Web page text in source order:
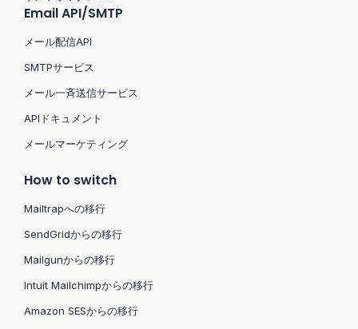
Email API/SMTP
メール配信API
SMTPサービス
メール一斉送信サービス
APIドキュメント
メールマーケティング
How to switch
Mailtrapへの移行
SendGridからの移行
Mailgunからの移行
Intuit Mailchimpからの移行
Amazon SESからの移行